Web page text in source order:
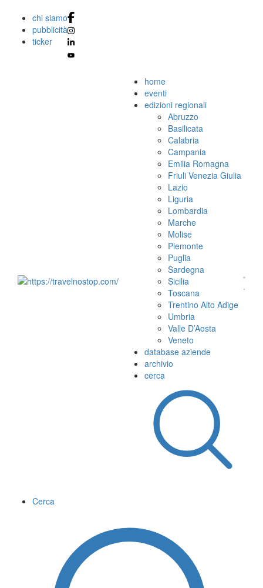
chi siamo
pubblicità
ticker
home
eventi
edizioni regionali
Abruzzo
Basilicata
Calabria
Campania
Emilia Romagna
Friuli Venezia Giulia
Lazio
Liguria
Lombardia
Marche
Molise
Piemonte
Puglia
Sardegna
Sicilia
Toscana
Trentino Alto Adige
Umbria
Valle D’Aosta
Veneto
database aziende
archivio
cerca
Cerca